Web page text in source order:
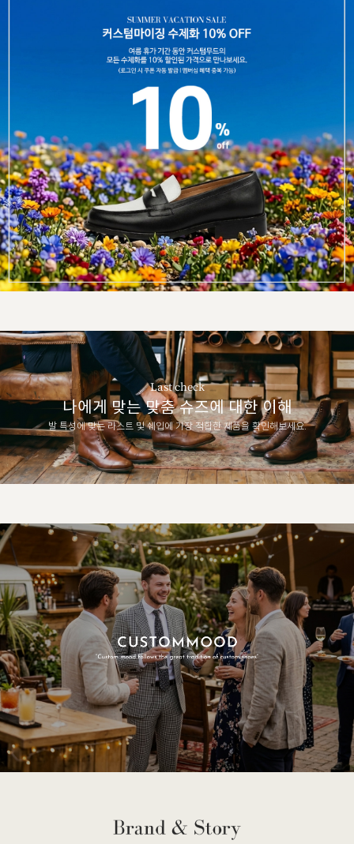
Last check
나에게 맞는 맞춤 슈즈에 대한 이해
발 특성에 맞는 라스트 및 쉐입에 가장 적합한 제품을 확인해보세요.